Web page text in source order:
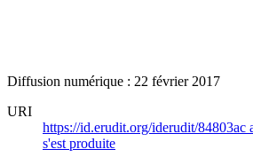
Diffusion numérique : 22 février 2017
URI
https://id.erudit.org/iderudit/84803ac
s'est produite